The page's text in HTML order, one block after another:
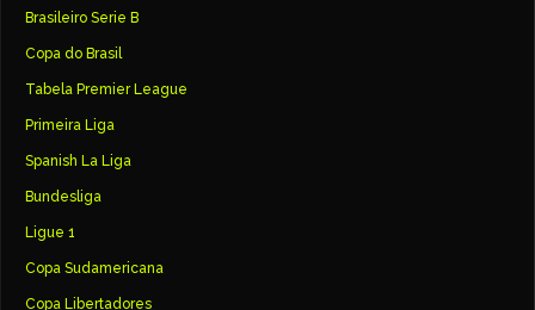
Brasileiro Serie B
Copa do Brasil
Tabela Premier League
Primeira Liga
Spanish La Liga
Bundesliga
Ligue 1
Copa Sudamericana
Copa Libertadores